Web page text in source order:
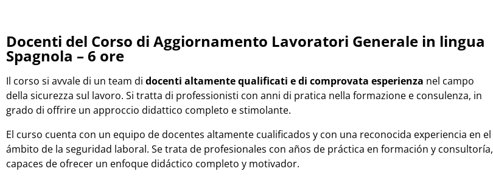
Docenti del Corso di Aggiornamento Lavoratori Generale in lingua
Spagnola – 6 ore
Il corso si avvale di un team di docenti altamente qualificati e di comprovata esperienza nel campo
della sicurezza sul lavoro. Si tratta di professionisti con anni di pratica nella formazione e consulenza, in
grado di offrire un approccio didattico completo e stimolante.
El curso cuenta con un equipo de docentes altamente cualificados y con una reconocida experiencia en el
ámbito de la seguridad laboral. Se trata de profesionales con años de práctica en formación y consultoría,
capaces de ofrecer un enfoque didáctico completo y motivador.